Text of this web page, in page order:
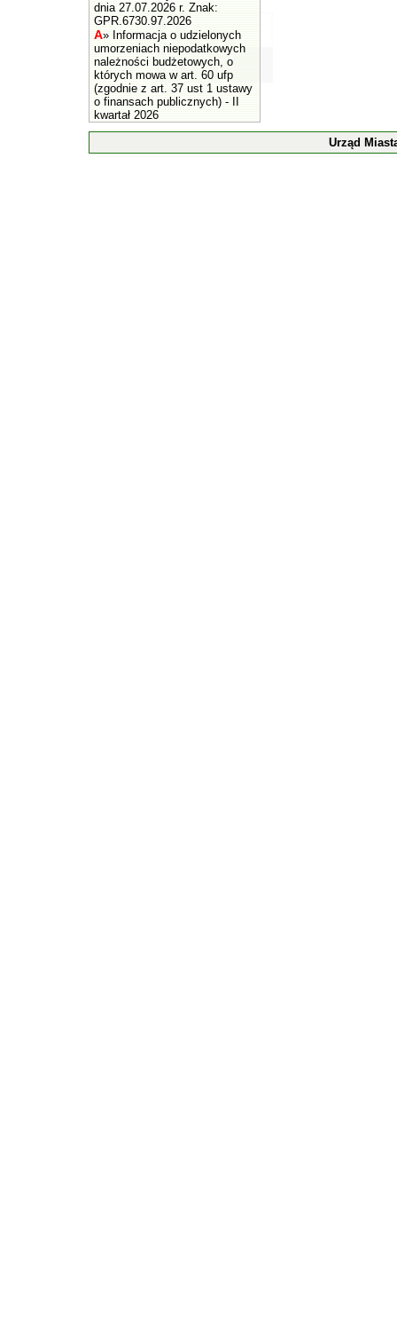
dnia 27.07.2026 r. Znak:
GPR.6730.97.2026
A» Informacja o udzielonych
umorzeniach niepodatkowych
należności budżetowych, o
których mowa w art. 60 ufp
(zgodnie z art. 37 ust 1 ustawy
o finansach publicznych) - II
kwartał 2026
Urząd